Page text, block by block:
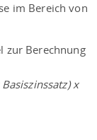
im Bereich von
zur Berechnung
x